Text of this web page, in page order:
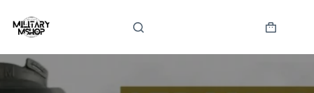
content
Shopping